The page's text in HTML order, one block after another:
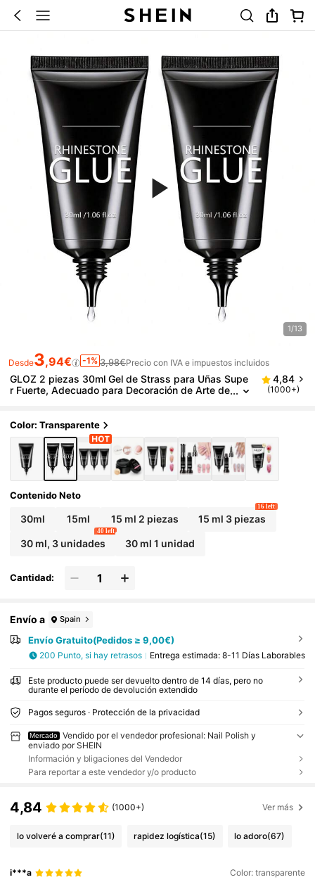
1/13
Desde3,94€ -1% 3,98€Precio con IVA e impuestos incluidos
GLOZ 2 piezas 30ml Gel de Strass para Uñas Supe
r Fuerte, Adecuado para Decoración de Arte de
Regalo de Belleza para Uñas
4,84
(1000+)
Color: Transparente
Contenido Neto
30ml 15ml 15 ml 2 piezas 15 ml 3 piezas
16 left
30 ml, 3 unidades
40 left
30 ml 1 unidad
Cantidad:
Envío a Spain
Envío Gratuito(Pedidos ≥ 9,00€)
200 Punto, si hay retrasos Entrega estimada: 8-11 Días Laborables
Este producto puede ser devuelto dentro de 14 días, pero no
durante el período de devolución extendido
Pagos seguros · Protección de la privacidad
Mercado
Vendido por el vendedor profesional: Nail Polish y
enviado por SHEIN
Información y bligaciones del Vendedor
Para reportar a este vendedor y/o producto
4,84 (1000+) Ver más
lo volveré a comprar(11) rapidez logística(15) lo adoro(67)
i***a Color: transparente